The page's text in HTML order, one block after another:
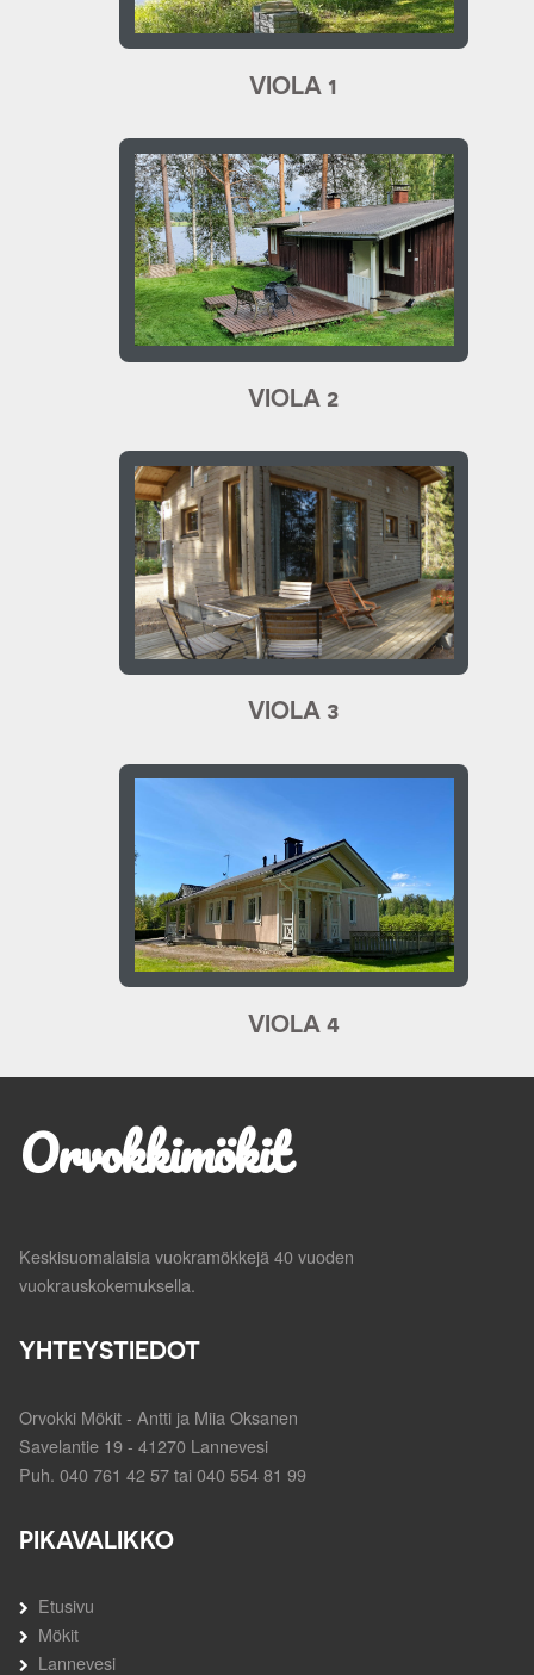
VIOLA 1
VIOLA 2
VIOLA 3
VIOLA 4
Orvokkimökit
Keskisuomalaisia vuokramökkejä 40 vuoden
vuokrauskokemuksella.
YHTEYSTIEDOT
Orvokki Mökit - Antti ja Miia Oksanen
Savelantie 19 - 41270 Lannevesi
Puh. 040 761 42 57 tai 040 554 81 99
PIKAVALIKKO
Etusivu
Mökit
Lannevesi